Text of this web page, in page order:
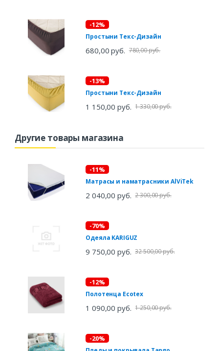
-12%
Простыни Текс-Дизайн
680,00 руб. 780,00 руб.
-13%
Простыни Текс-Дизайн
1 150,00 руб. 1 330,00 руб.
Другие товары магазина
-11%
Матрасы и наматрасники AlViTek
2 040,00 руб. 2 300,00 руб.
-70%
Одеяла KARIGUZ
9 750,00 руб. 32 500,00 руб.
-12%
Полотенца Ecotex
1 090,00 руб. 1 250,00 руб.
-20%